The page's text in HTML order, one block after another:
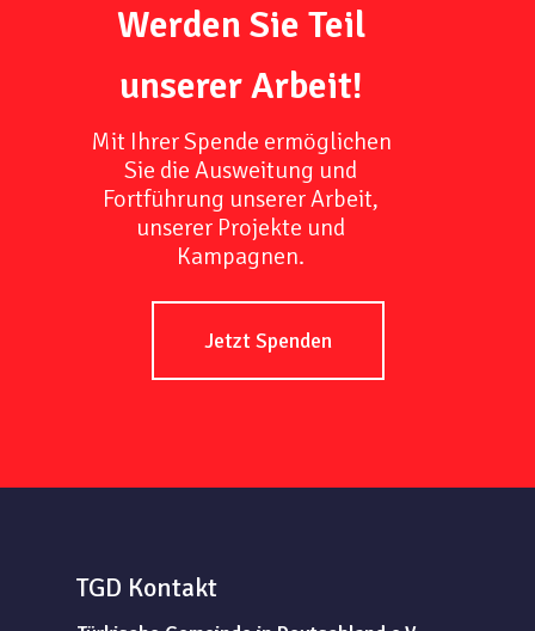
Werden Sie Teil
unserer Arbeit!
Mit Ihrer Spende ermöglichen
Sie die Ausweitung und
Fortführung unserer Arbeit,
unserer Projekte und
Kampagnen.
Jetzt Spenden
TGD Kontakt